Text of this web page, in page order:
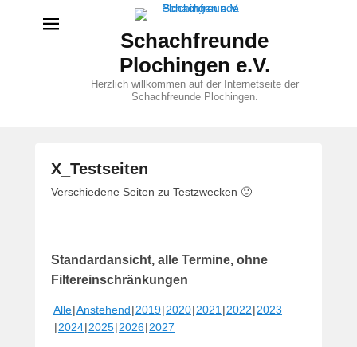
Schachfreunde
Plochingen e.V.
Herzlich willkommen auf der Internetseite der
Schachfreunde Plochingen.
X_Testseiten
V
f
f
n
Verschiedene Seiten zu Testzwecken 🙂
Standardansicht, alle Termine, ohne
Filtereinschränkungen
Alle Anstehend 2019 2020 2021 2022 2023
2024 2025 2026 2027